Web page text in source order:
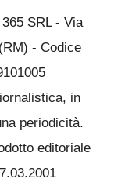
SRL - Via
- Codice
in
periodicità.
editoriale